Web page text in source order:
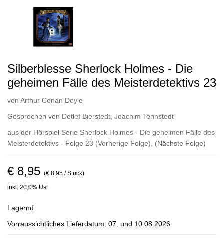
Silberblesse Sherlock Holmes - Die
geheimen Fälle des Meisterdetektivs 23
von Arthur Conan Doyle
Gesprochen von Detlef Bierstedt Joachim Tennstedt
aus der Hörspiel Serie Sherlock Holmes - Die geheimen Fälle des
Meisterdetektivs - Folge 23 (Vorherige Folge) (Nächste Folge)
€ 8,95 (€ 8,95 / Stück)
inkl. 20,0% Ust
Lagernd
Vorraussichtliches Lieferdatum: 07. und 10.08.2026